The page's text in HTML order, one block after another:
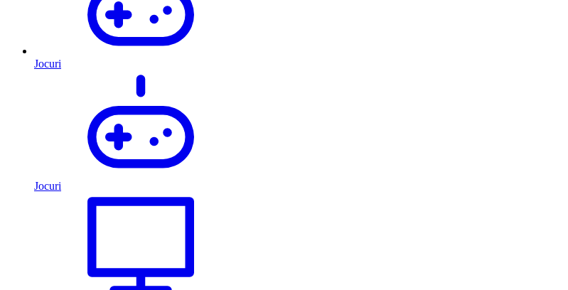
Jocuri
Jocuri